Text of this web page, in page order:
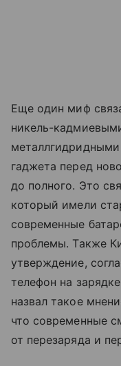
Еще один миф
никель-
гаджета перед
до полного. Это
который имели
современные
проблемы. Также
утверждение,
телефон на
назвал такое
что современные
от перезаряда и